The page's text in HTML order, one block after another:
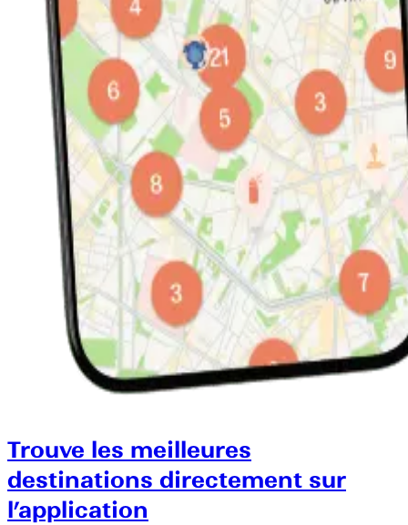
Trouve les meilleures
destinations directement sur
l’application